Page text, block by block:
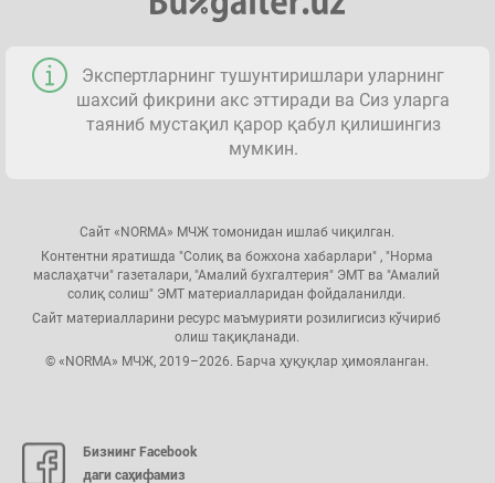
Экспертларнинг тушунтиришлари уларнинг
шахсий фикрини акс эттиради ва Сиз уларга
таяниб мустақил қарор қабул қилишингиз
мумкин.
Сайт «NORMA» МЧЖ томонидан ишлаб чиқилган.
Контентни яратишда "Солиқ ва божхона хабарлари" , "Норма
маслаҳатчи" газеталари, "Амалий бухгалтерия" ЭМТ ва "Амалий
солиқ солиш" ЭМТ материалларидан фойдаланилди.
Сайт материалларини ресурс маъмурияти розилигисиз кўчириб
олиш тақиқланади.
© «NORMA» МЧЖ, 2019–2026. Барча ҳуқуқлар ҳимояланган.
Бизнинг Facebook
даги саҳифамиз